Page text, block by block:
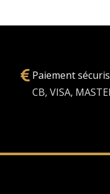
Paiement
CB, VISA,